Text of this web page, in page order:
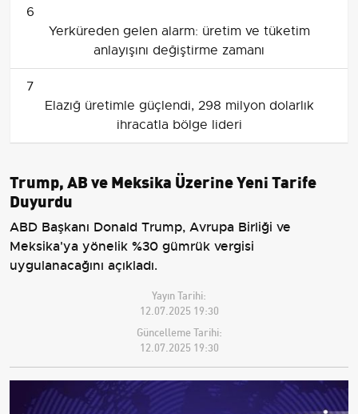
6
Yerküreden gelen alarm: üretim ve tüketim
anlayışını değiştirme zamanı
7
Elazığ üretimle güçlendi, 298 milyon dolarlık
ihracatla bölge lideri
Trump, AB ve Meksika Üzerine Yeni Tarife
Duyurdu
ABD Başkanı Donald Trump, Avrupa Birliği ve
Meksika'ya yönelik %30 gümrük vergisi
uygulanacağını açıkladı.
Yayın Tarihi:
12.07.2025 19:30
Güncelleme Tarihi:
12.07.2025 19:30